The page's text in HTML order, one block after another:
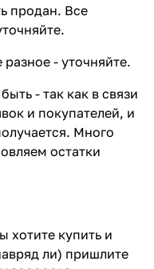
продан. Все
разное - уточняйте.
- так как в связи
и покупателей, и
Много
остатки
хотите купить и
ли) пришлите